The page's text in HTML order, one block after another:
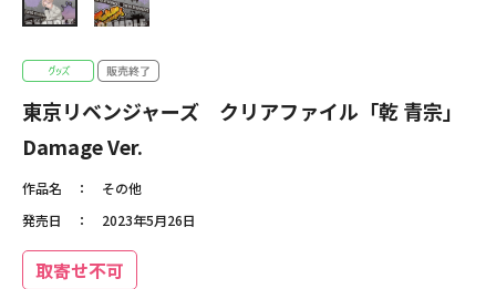
東京リベンジャーズ クリアファイル「乾 青宗」
Damage Ver.
作品名
その他
発売日
2023年5月26日
取寄せ不可